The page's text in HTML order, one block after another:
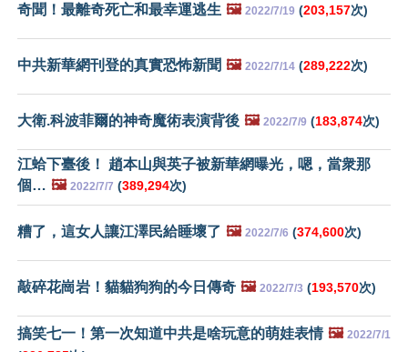
奇聞！最離奇死亡和最幸運逃生 🖼️ 2022/7/19 (203,157次)
中共新華網刊登的真實恐怖新聞 🖼️ 2022/7/14 (289,222次)
大衛.科波菲爾的神奇魔術表演背後 🖼️ 2022/7/9 (183,874次)
江蛤下臺後！ 趙本山與英子被新華網曝光，嗯，當衆那
個… 🖼️ 2022/7/7 (389,294次)
糟了，這女人讓江澤民給睡壞了 🖼️ 2022/7/6 (374,600次)
敲碎花崗岩！貓貓狗狗的今日傳奇 🖼️ 2022/7/3 (193,570次)
搞笑七一！第一次知道中共是啥玩意的萌娃表情 🖼️ 2022/7/1